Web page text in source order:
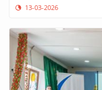
13-03-2026